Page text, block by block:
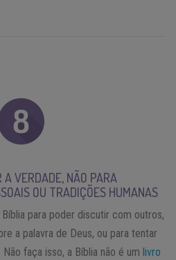
A VERDADE, NÃO PARA
OU TRADIÇÕES HUMANAS
para poder discutir com outros,
a palavra de Deus, ou para tentar
faça isso, a Bíblia não é um livro